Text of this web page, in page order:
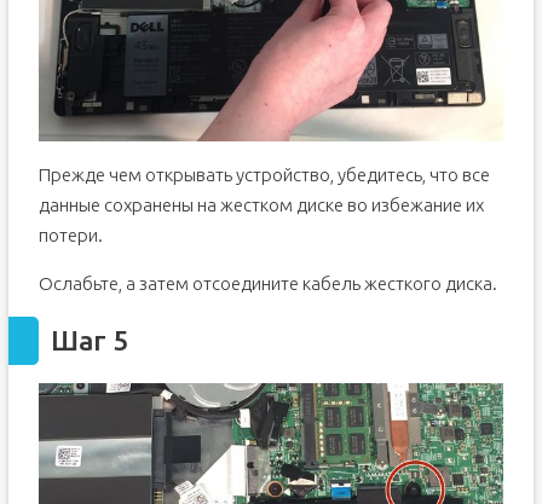
Прежде чем открывать устройство, убедитесь, что все
данные сохранены на жестком диске во избежание их
потери.
Ослабьте, а затем отсоедините кабель жесткого диска.
Шаг 5